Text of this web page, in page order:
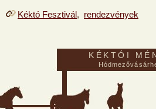
Kéktó Fesztivál, rendezvények
KÉKTÓI